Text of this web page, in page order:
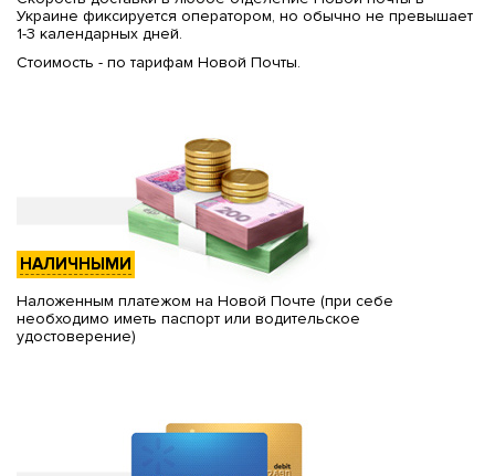
Украине фиксируется оператором, но обычно не превышает
1-3 календарных дней.
Стоимость - по тарифам Новой Почты.
НАЛИЧНЫМИ
Наложенным платежом на Новой Почте (при себе
необходимо иметь паспорт или водительское
удостоверение)